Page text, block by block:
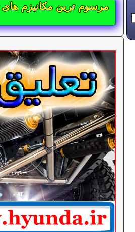
مرسوم ترین مکانیزم های